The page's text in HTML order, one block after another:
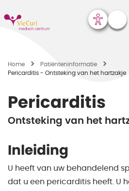
Home
Patiënten­informatie
Pericarditis - Ontsteking van het hartzakje
Pericarditis
Ontsteking van het
Inleiding
U heeft van uw behandelend
dat u een pericarditis heeft. U